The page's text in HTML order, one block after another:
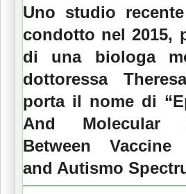
Uno studio
condotto nel 2015,
di una biologa
dottoressa
porta il nome di
And Molecular
Between Vaccine
and Autismo